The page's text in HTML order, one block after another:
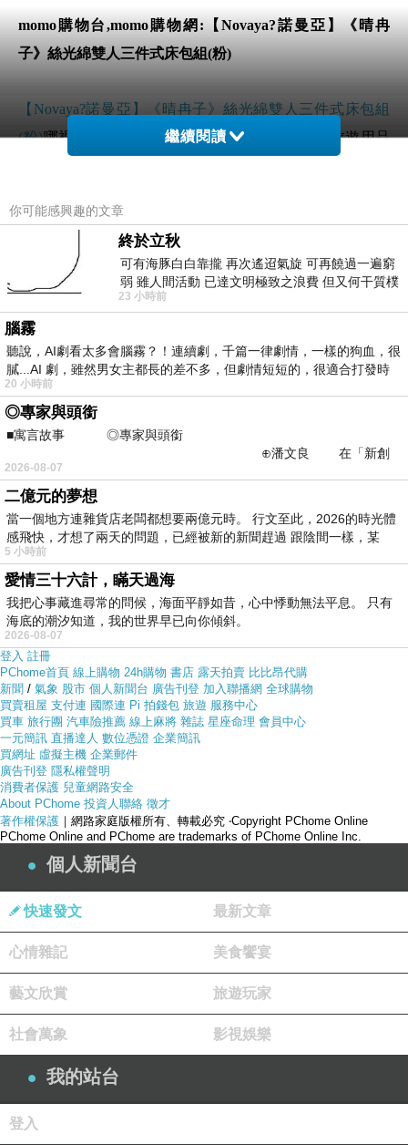
momo購物台,momo購物網:【Novaya?諾曼亞】《晴冉
子》絲光綿雙人三件式床包組(粉)
【Novaya?諾曼亞】《晴冉子》絲光綿雙人三件式床包組
(粉)哪裡買最便宜.心得文.試用文.分享文行李箱/旅遊用品
前幾天在逛街的時候看到【Novaya?諾曼亞】《晴冉子》
絲光綿雙人三件式床包組(粉)
【Novaya?諾曼亞】《晴冉子》絲光綿雙人三件式床包組
但是我想【Novaya?諾曼亞】《晴冉子》絲光綿雙人三件
式床包組(粉)
亞】《晴冉子》絲光綿雙人三件式床包組(粉)
都能買，上網慢慢挑選，不用等店家開門也不用看店員臉
色
各大網路購物網為求有好業績都無所不用其極。因為momo
都有送300元或是500元的折價卷!所以我建議可以上momo
購物網來購買( 【Novaya?諾曼亞】《晴冉子》絲光綿雙人
三件式床包組(粉))
產品網址
繼續閱讀
你可能感興趣的文章
終於立秋
可有海豚白白靠攏 再次遙迢氣旋 可再饒過一遍窮
弱 雖人間活動 已達文明極致之浪費 但又何干質樸
者 只能白白陪葬
23 小時前
腦霧
聽說，AI劇看太多會腦霧？！連續劇，千篇一律劇情，一樣的狗血，很
膩...AI 劇，雖然男女主都長的差不多，但劇情短短的，很適合打發時
20 小時前
◎專家與頭銜
■寓言故事 ◎專家與頭銜
⊕潘文良 在「新創
之谷」裡——
2026-08-07
二億元的夢想
當一個地方連雜貨店老闆都想要兩億元時。 行文至此，2026的時光體
感飛快，才想了兩天的問題，已經被新的新聞趕過 跟陰間一樣，某
5 小時前
愛情三十六計，瞞天過海
我把心事藏進尋常的問候，海面平靜如昔，心中悸動無法平息。 只有
海底的潮汐知道，我的世界早已向你傾斜。
2026-08-07
登入 註冊
PChome首頁 線上購物 24h購物 書店 露天拍賣 比比昂代購
新聞 / 氣象 股市 個人新聞台 廣告刊登 加入聯播網 全球購物
買賣租屋 支付連 國際連 Pi 拍錢包 旅遊 服務中心
買車 旅行團 汽車險推薦 線上麻將 雜誌 星座命理 會員中心
一元簡訊 直播達人 數位憑證 企業簡訊
買網址 虛擬主機 企業郵件
廣告刊登 隱私權聲明
消費者保護 兒童網路安全
About PChome 投資人聯絡 徵才
著作權保護 ｜網路家庭版權所有、轉載必究 ‧Copyright PChome Online
PChome Online and PChome are trademarks of PChome Online Inc.
個人新聞台
快速發文 最新文章
心情雜記 美食饗宴
藝文欣賞 旅遊玩家
社會萬象 影視娛樂
我的站台
登入